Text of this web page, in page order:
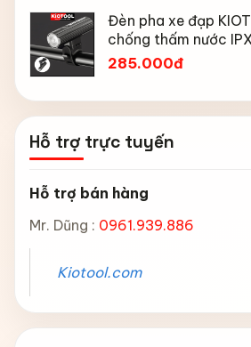
Đèn pha xe đạp
chống thấm nước
285.000đ
Hỗ trợ trực tuyến
Hỗ trợ bán hàng
Mr. Dũng : 0961.939.886
Kiotool.com